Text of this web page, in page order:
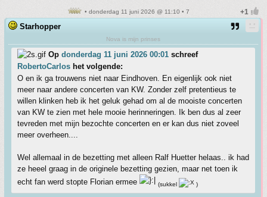
• donderdag 11 juni 2026 @ 11:10 • 7
Starhopper
Nova is mijn prinses
Op donderdag 11 juni 2026 00:01 schreef
RobertoCarlos het volgende:
O en ik ga trouwens niet naar Eindhoven. En eigenlijk ook niet
meer naar andere concerten van KW. Zonder zelf pretentieus te
willen klinken heb ik het geluk gehad om al de mooiste concerten
van KW te zien met hele mooie herinneringen. Ik ben dus al zeer
tevreden met mijn bezochte concerten en er kan dus niet zoveel
meer overheen....
Wel allemaal in de bezetting met alleen Ralf Huetter helaas.. ik had
ze heeel graag in de originele bezetting gezien, maar net toen ik
echt fan werd stopte Florian ermee
(sukkel )